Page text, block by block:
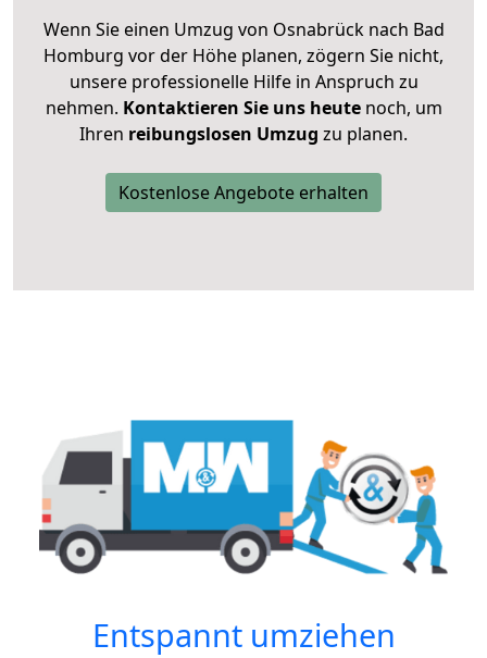
Wenn Sie einen Umzug von Osnabrück nach Bad
Homburg vor der Höhe planen, zögern Sie nicht,
unsere professionelle Hilfe in Anspruch zu
nehmen. Kontaktieren Sie uns heutenoch, um
Ihren reibungslosen Umzug zu planen.
Kostenlose Angebote erhalten
Entspannt umziehen